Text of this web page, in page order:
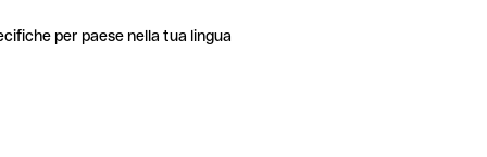
per paese nella tua lingua